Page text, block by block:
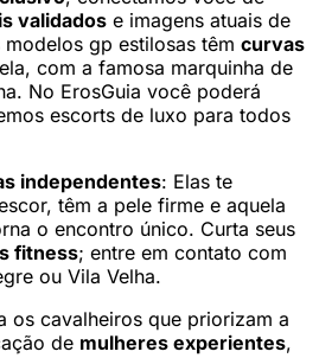
validados e imagens atuais de
gp estilosas têm curvas
com a famosa marquinha de
No ErosGuia você poderá
escorts de luxo para todos
independentes: Elas te
têm a pele firme e aquela
o encontro único. Curta seus
fitness; entre em contato com
ou Vila Velha.
os cavalheiros que priorizam a
de mulheres experientes,